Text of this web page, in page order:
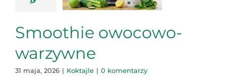
Smoothie owocowo-
warzywne
31 maja, 2026 | Koktajle | 0 komentarzy